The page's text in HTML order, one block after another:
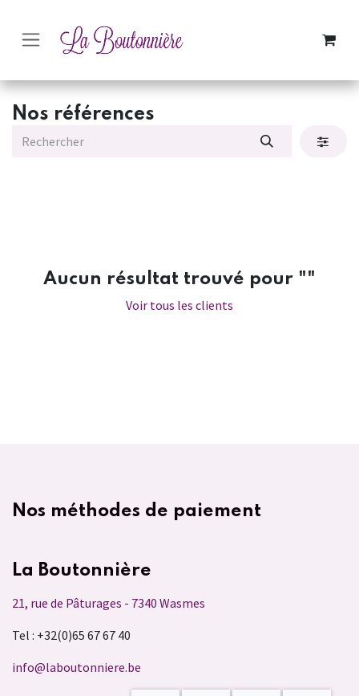
Nos références
Aucun résultat trouvé pour ""
Voir tous les clients
Nos méthodes de paiement
La Boutonnière
21, rue de Pâturages - 7340 Wasmes
Tel : +32(0)65 67 67 40
info@laboutonniere.be